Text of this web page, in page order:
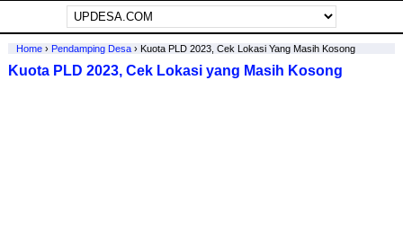
Home› Pendamping Desa› Kuota PLD 2023, Cek Lokasi Yang Masih Kosong
Kuota PLD 2023, Cek Lokasi yang Masih Kosong